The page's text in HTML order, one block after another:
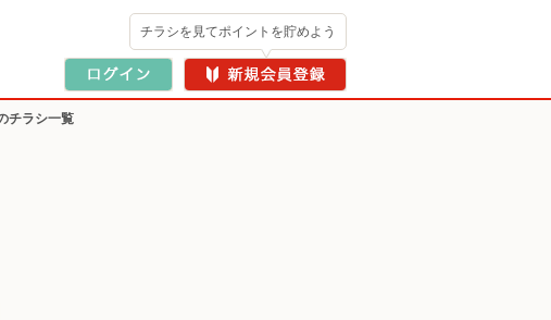
チラシを見てポイントを貯めよう
チラシ一覧